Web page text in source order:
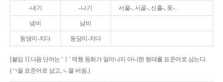
-내기 -나기 서울-, 시골-, 신출-, 풋-.
냄비 남비
동댕이-치다 동당이-치다
[붙임 1] 다음 단어는 ‘ㅣ’ 역행 동화가 일어나지 아니한 형태를 표준어로 삼는다.
(ㄱ을 표준어로 삼고, ㄴ을 버림.)